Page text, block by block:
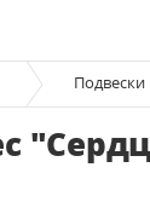
Подвески